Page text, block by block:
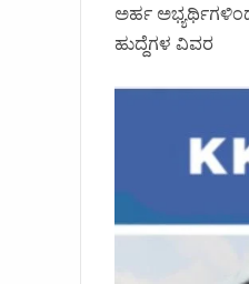
ಅರ್ಹ
ಹುದ್ದೆಗಳ ವಿವರ